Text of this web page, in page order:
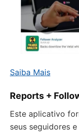
Saiba Mais
Reports +
Este aplicativo
seus seguidores